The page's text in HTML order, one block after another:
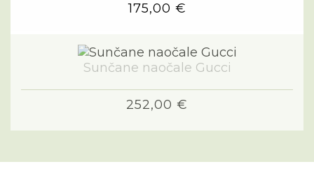
175,00 €
Sunčane naočale Gucci
252,00 €